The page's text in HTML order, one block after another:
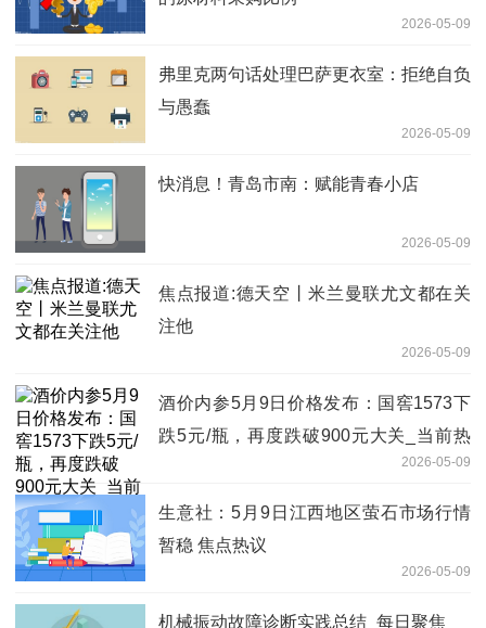
2026-05-09
弗里克两句话处理巴萨更衣室：拒绝自负
与愚蠢
2026-05-09
快消息！青岛市南：赋能青春小店
2026-05-09
焦点报道:德天空丨米兰曼联尤文都在关
注他
2026-05-09
酒价内参5月9日价格发布：国窖1573下
跌5元/瓶，再度跌破900元大关_当前热
2026-05-09
生意社：5月9日江西地区萤石市场行情
暂稳 焦点热议
2026-05-09
机械振动故障诊断实践总结_每日聚焦